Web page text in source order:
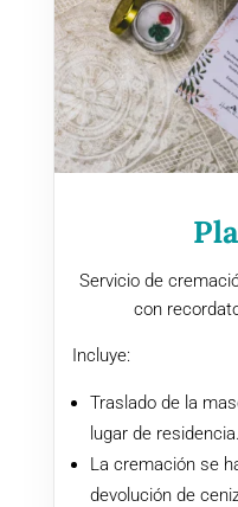
Servicio de
con
Incluye:
Traslado de la
lugar de residencia.
La cremación se
devolución de